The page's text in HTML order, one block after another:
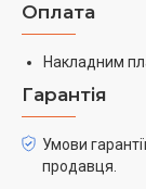
Закріпити
Оплата
Накладним
Гарантія
Умови
продавця.